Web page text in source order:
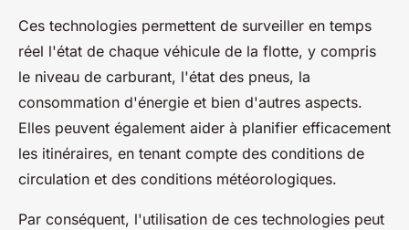
Ces technologies permettent de surveiller en temps
réel l'état de chaque véhicule de la flotte, y compris
le niveau de carburant, l'état des pneus, la
consommation d'énergie et bien d'autres aspects.
Elles peuvent également aider à planifier efficacement
les itinéraires, en tenant compte des conditions de
circulation et des conditions météorologiques.
Par conséquent, l'utilisation de ces technologies peut